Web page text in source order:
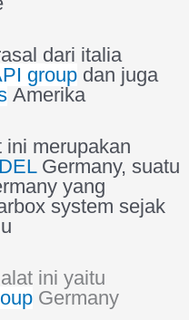
dari italia
group dan juga
Amerika
ini merupakan
Germany, suatu
yang
system sejak
ini yaitu
Germany